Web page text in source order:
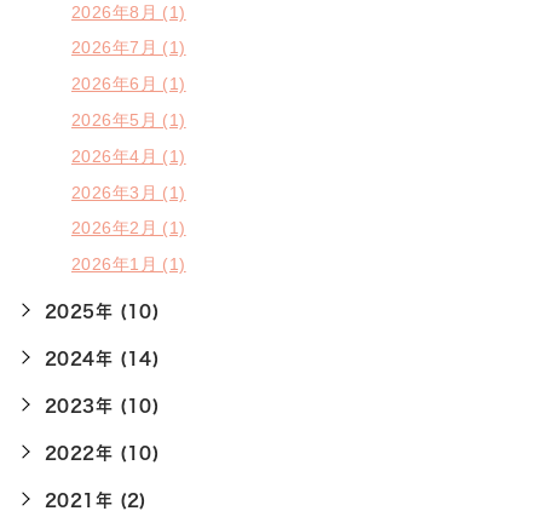
2026年8月 (1)
2026年7月 (1)
2026年6月 (1)
2026年5月 (1)
2026年4月 (1)
2026年3月 (1)
2026年2月 (1)
2026年1月 (1)
2025年 (10)
2024年 (14)
2023年 (10)
2022年 (10)
2021年 (2)